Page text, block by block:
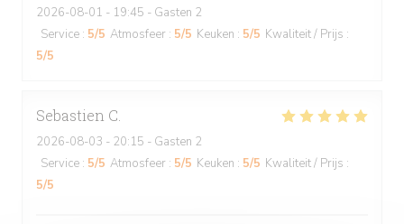
2026-08-01 - 19:45 - Gasten 2
Service : 5/5 Atmosfeer : 5/5 Keuken : 5/5 Kwaliteit / Prijs :
5/5
Sebastien C
2026-08-03 - 20:15 - Gasten 2
Service : 5/5 Atmosfeer : 5/5 Keuken : 5/5 Kwaliteit / Prijs :
5/5